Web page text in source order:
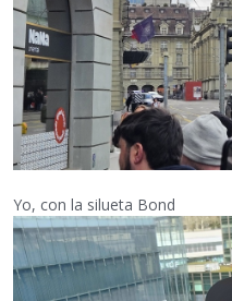
Yo, con la silueta Bond